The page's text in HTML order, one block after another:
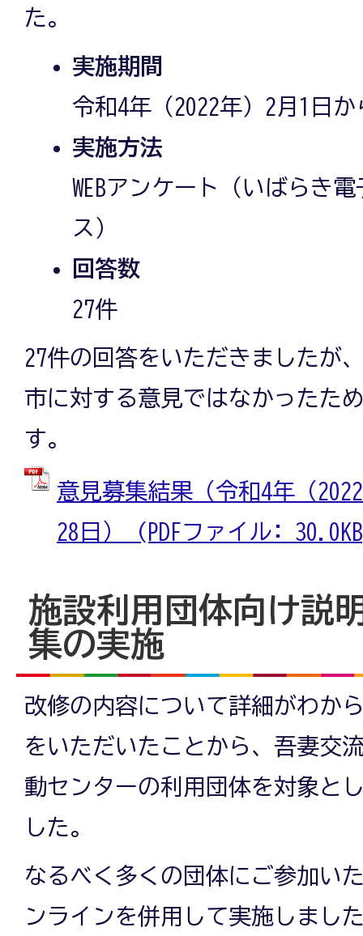
た。
実施期間
令和4年（2022年）2月1日
実施方法
WEBアンケート（いばらき
ス）
回答数
27件
27件の回答をいただきましたが
市に対する意見ではなかったた
す。
意見募集結果（令和4年（
28日） (PDFファイル:
施設利用団体向け説
集の実施
改修の内容について詳細がわか
をいただいたことから、吾妻交
動センターの利用団体を対象と
した。
なるべく多くの団体にご参加い
ンラインを併用して実施しまし